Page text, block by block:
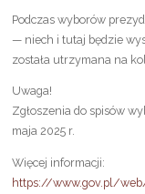
Podczas wyborów
— niech i tutaj będzie
została utrzymana na
Uwaga!
Zgłoszenia do spisów
maja 2025 r.
Więcej informacji:
https://www.gov.pl/